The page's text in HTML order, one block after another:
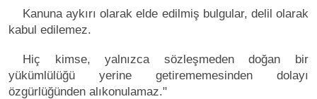
Kanuna aykırı olarak elde edilmiş bulgular, delil olarak
kabul edilemez.
Hiç kimse, yalnızca sözleşmeden doğan bir
yükümlülüğü yerine getirememesinden dolayı
özgürlüğünden alıkonulamaz."